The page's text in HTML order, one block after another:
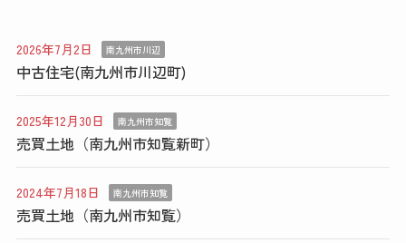
2026年7月2日 南九州市川辺
中古住宅(南九州市川辺町)
2025年12月30日 南九州市知覧
売買土地（南九州市知覧新町）
2024年7月18日 南九州市知覧
売買土地（南九州市知覧）